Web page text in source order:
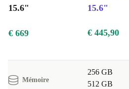
15.6"
15.6"
€ 669 € 445,90
Mémoire
256 GB
512 GB